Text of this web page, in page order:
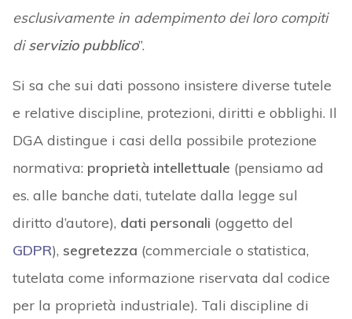
esclusivamente in adempimento dei loro compiti
diservizio pubblico”.
Si sa che sui dati possono insistere diverse tutele
e relative discipline, protezioni, diritti e obblighi. Il
DGA distingue i casi della possibile protezione
normativa: proprietà intellettuale (pensiamo ad
es. alle banche dati, tutelate dalla legge sul
diritto d’autore), dati personali (oggetto del
GDPR), segretezza (commerciale o statistica,
tutelata come informazione riservata dal codice
per la proprietà industriale). Tali discipline di